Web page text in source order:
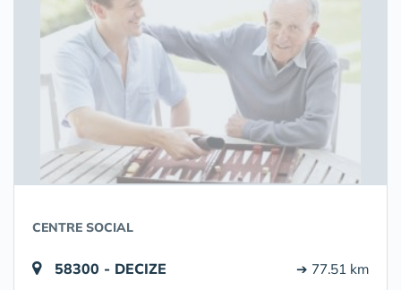
CENTRE SOCIAL
58300 - DECIZE ➔ 77.51 km